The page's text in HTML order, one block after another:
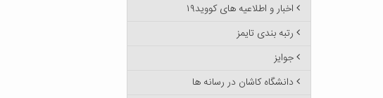
اخبار و اطلاعیه های کووید۱۹
رتبه بندی تایمز
جوایز
دانشگاه کاشان در رسانه ها